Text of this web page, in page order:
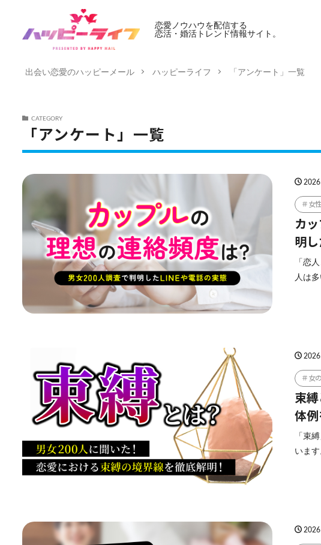
恋愛ノウハウを配信する
恋活・婚活トレンド情報サイト。
出会い恋愛のハッピーメール ハッピーライフ 「アンケート」一覧
CATEGORY
「アンケート」一覧
2026
女
カ
明
「恋
人は
2026
女
束
体
「束
いま
2026